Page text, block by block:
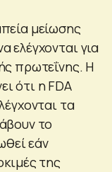
μείωσης
ελέγχονται για
πρωτεΐνης. Η
ότι η FDA
τα
το
εάν
της